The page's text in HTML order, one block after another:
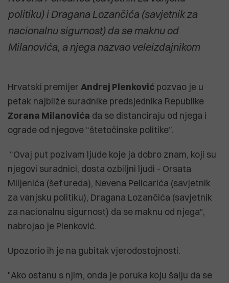
politiku) i Dragana Lozančića (savjetnik za
nacionalnu sigurnost) da se maknu od
Milanovića, a njega nazvao veleizdajnikom
Hrvatski premijer Andrej Plenković pozvao je u
petak najbliže suradnike predsjednika Republike
Zorana Milanovića da se distanciraju od njega i
ograde od njegove “štetočinske politike”.
“Ovaj put pozivam ljude koje ja dobro znam, koji su
njegovi suradnici, dosta ozbiljni ljudi - Orsata
Miljenića (šef ureda), Nevena Pelicarića (savjetnik
za vanjsku politiku), Dragana Lozančića (savjetnik
za nacionalnu sigurnost) da se maknu od njega",
nabrojao je Plenković.
Upozorio ih je na gubitak vjerodostojnosti.
"Ako ostanu s njim, onda je poruka koju šalju da se